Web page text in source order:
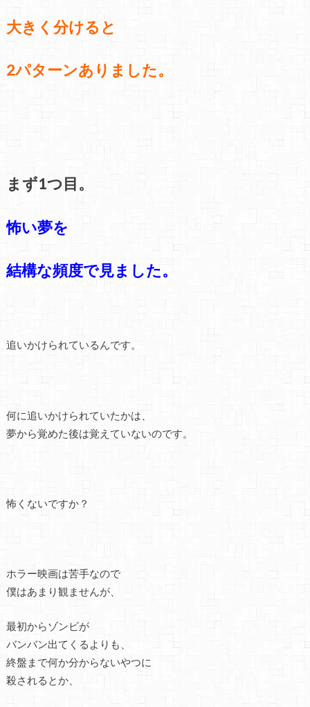
大きく分けると
2パターンありました。
まず1つ目。
怖い夢を
結構な頻度で見ました。
追いかけられているんです。
何に追いかけられていたかは、
夢から覚めた後は覚えていないのです。
怖くないですか？
ホラー映画は苦手なので
僕はあまり観ませんが、
最初からゾンビが
バンバン出てくるよりも、
終盤まで何か分からないやつに
殺されるとか、